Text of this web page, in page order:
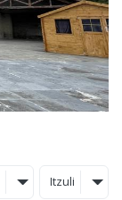
Itzuli